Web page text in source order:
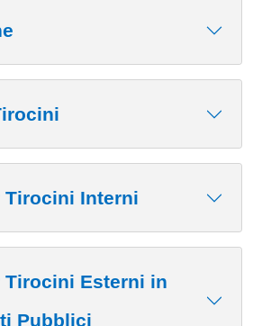
Interni
Esterni in
Pubblici